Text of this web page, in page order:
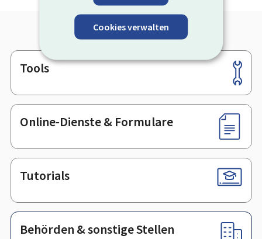
Cookies verwalten
Footer
Tools
Online-Dienste & Formulare
Tutorials
Behörden & sonstige Stellen